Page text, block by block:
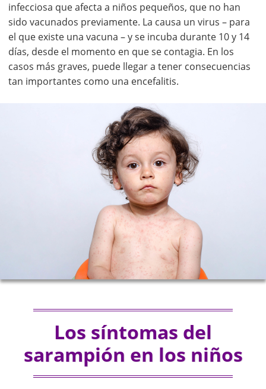
infecciosa que afecta a niños pequeños, que no han
sido vacunados previamente. La causa un virus – para
el que existe una vacuna – y se incuba durante 10 y 14
días, desde el momento en que se contagia. En los
casos más graves, puede llegar a tener consecuencias
tan importantes como una encefalitis.
Los síntomas del
sarampión en los niños